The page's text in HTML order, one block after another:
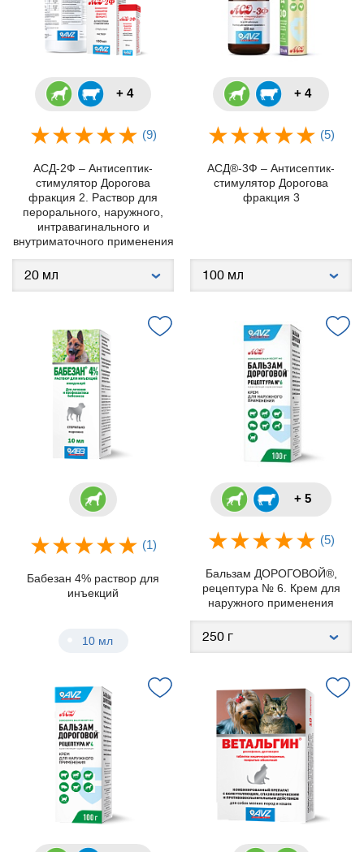
+ 4
(9)
АСД-2Ф – Антисептик-
стимулятор Дорогова
фракция 2. Раствор для
перорального, наружного,
интравагинального и
внутриматочного применения
+ 4
(5)
АСД®-3Ф – Антисептик-
стимулятор Дорогова
фракция 3
(1)
Бабезан 4% раствор для
инъекций
10 мл
+ 5
(5)
Бальзам ДОРОГОВОЙ®,
рецептура № 6. Крем для
наружного применения